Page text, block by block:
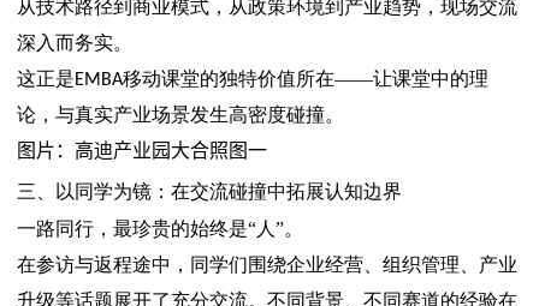
从技术路径到商业模式，从政策环境到产业趋势，现场交流
深入而务实。
这正是EMBA移动课堂的独特价值所在——让课堂中的理
论，与真实产业场景发生高密度碰撞。
图片：高迪产业园大合照图一
三、以同学为镜：在交流碰撞中拓展认知边界
一路同行，最珍贵的始终是“人”。
在参访与返程途中，同学们围绕企业经营、组织管理、产业
升级等话题展开了充分交流。不同背景、不同赛道的经验在